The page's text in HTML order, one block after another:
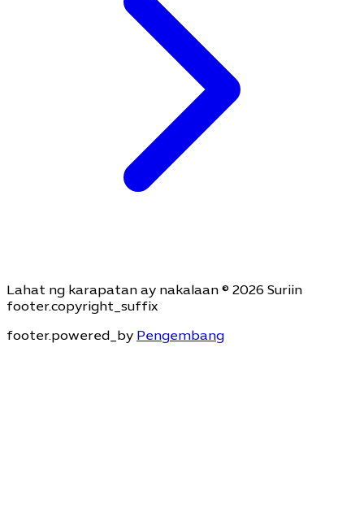
Lahat ng karapatan ay nakalaan © 2026 Suriin
footer.copyright_suffix
footer.powered_by Pengembang